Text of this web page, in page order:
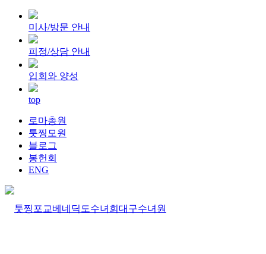
미사/방문 안내
피정/상담 안내
입회와 양성
top
로마총원
툿찡모원
블로그
봉헌회
ENG